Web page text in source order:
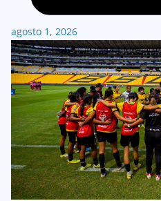
agosto 1, 2026